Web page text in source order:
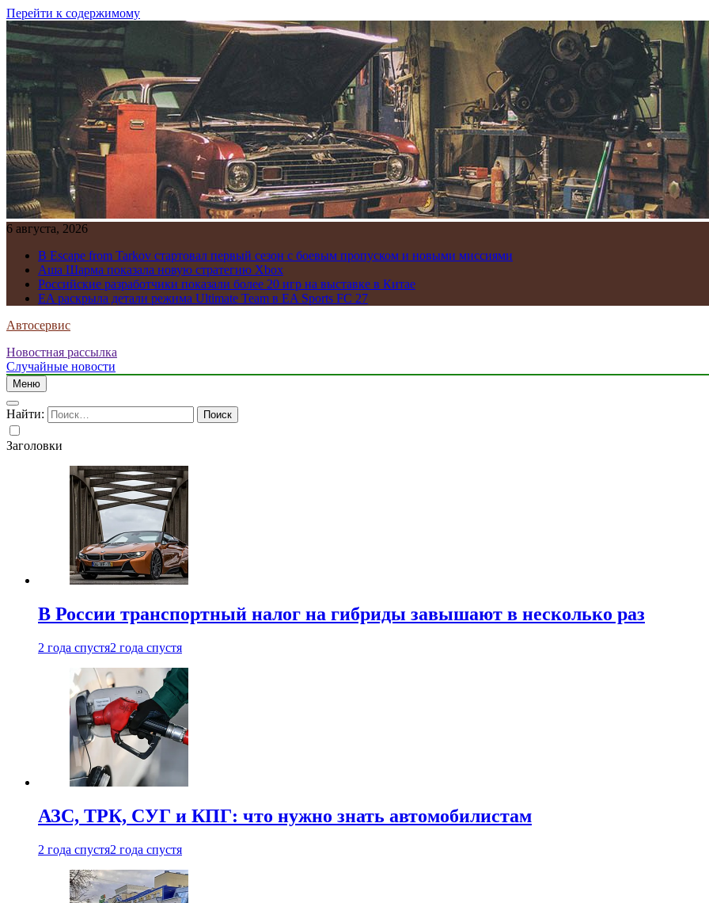
Перейти к содержимому
6 августа, 2026
В Escape from Tarkov стартовал первый сезон с боевым пропуском и новыми миссиями
Аша Шарма показала новую стратегию Xbox
Российские разработчики показали более 20 игр на выставке в Китае
EA раскрыла детали режима Ultimate Team в EA Sports FC 27
Автосервис
Новостная рассылка
Случайные новости
Меню
Найти:
Заголовки
В России транспортный налог на гибриды завышают в несколько раз
2 года спустя2 года спустя
АЗС, ТРК, СУГ и КПГ: что нужно знать автомобилистам
2 года спустя2 года спустя